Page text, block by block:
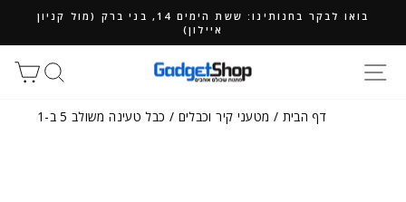
בואו לבקר בחנותינו: ששת הימים 14, בני ברק (מול קניון
איילון)
חיפוש
דף הבית / מטעני קיר וכבלים / כבל טעינה משולב 5 ב-1